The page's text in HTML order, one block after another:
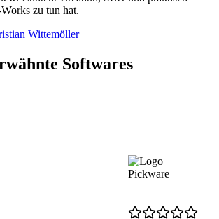
zu tun hat.
Wittemöller
Softwares
Pickware